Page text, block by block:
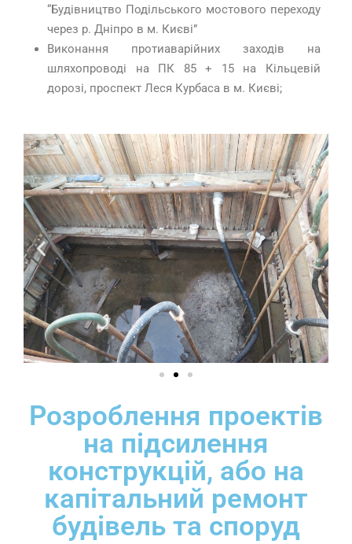
“Будівництво Подільського мостового переходу
через р. Дніпро в м. Києві”
Виконання протиаварійних заходів на
шляхопроводі на ПК 85 + 15 на Кільцевій
дорозі, проспект Леся Курбаса в м. Києві;
Розроблення проектів
на підсилення
конструкцій, або на
капітальний ремонт
будівель та споруд